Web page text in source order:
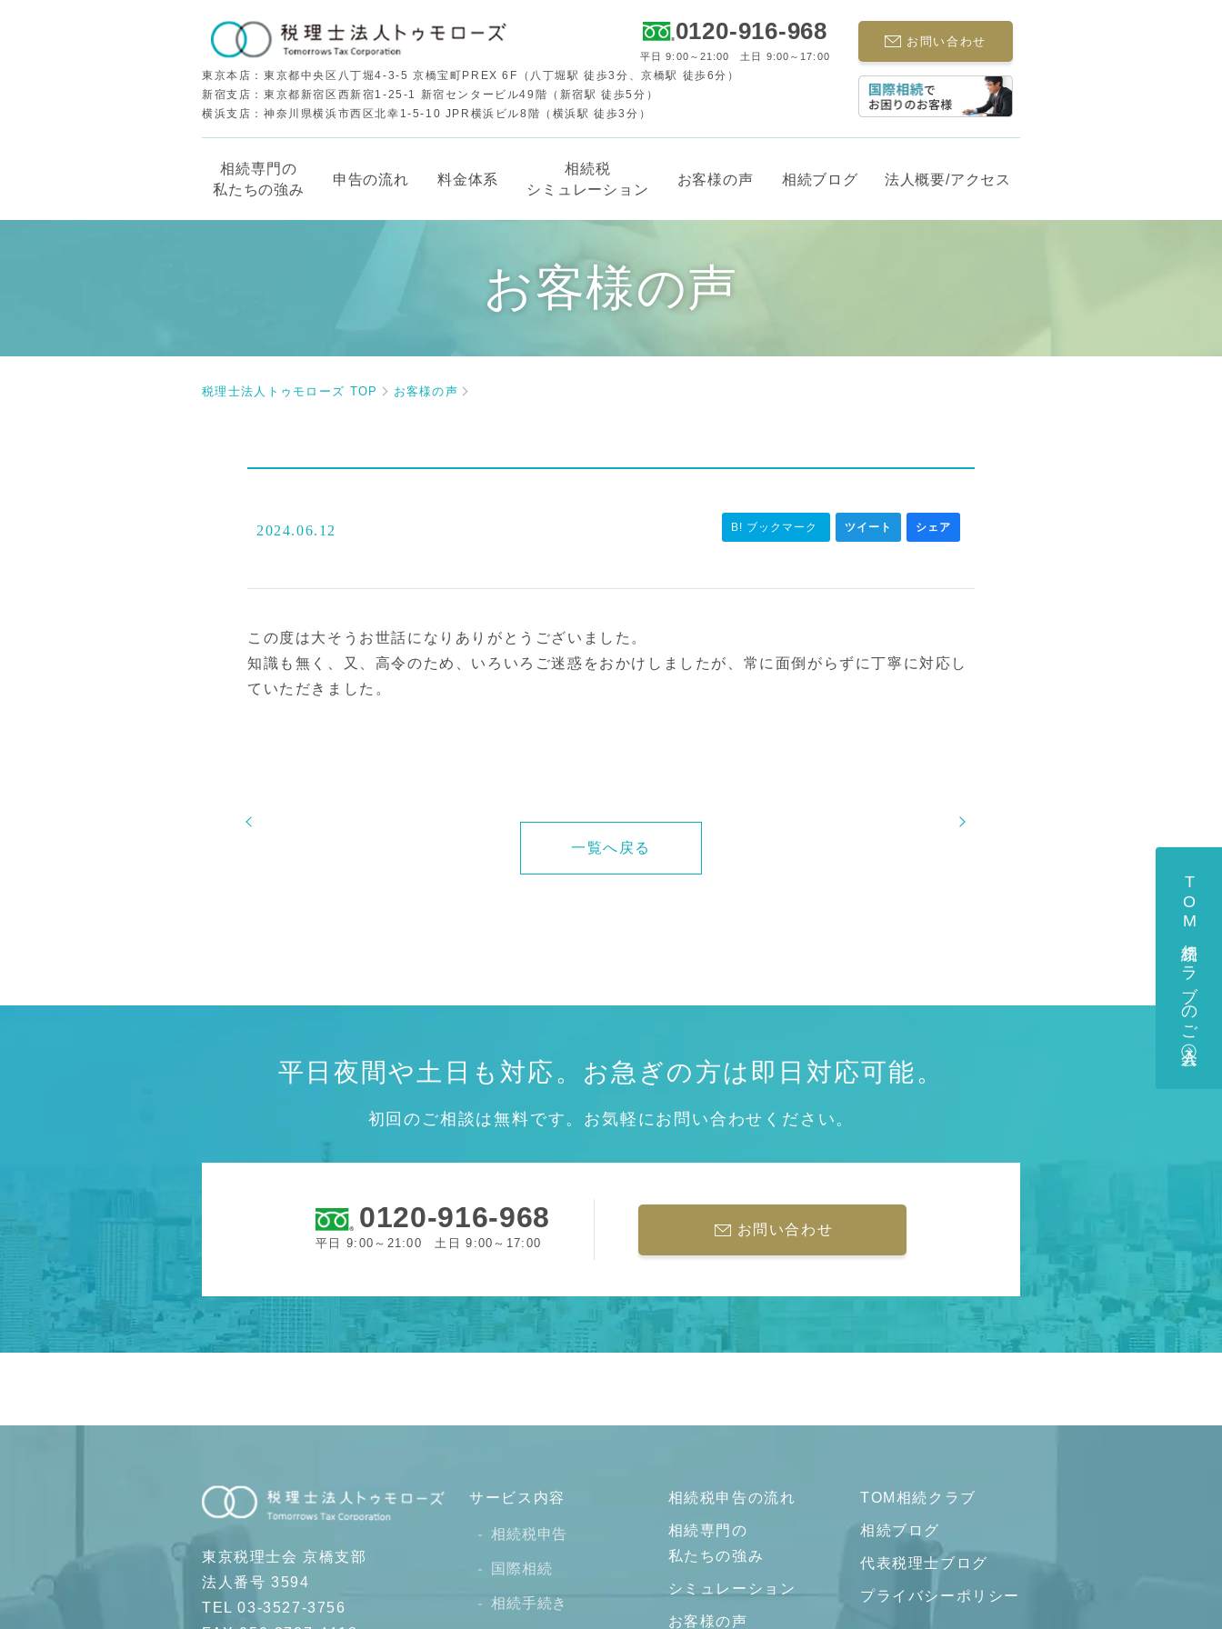
TOM相続クラブのご入会
0120-916-968
平日 9:00～21:00 土日 9:00～17:00
お問い合わせ
東京本店：東京都中央区八丁堀4-3-5 京橋宝町PREX 6F（八丁堀駅 徒歩3分、京橋駅 徒歩6分）
新宿支店：東京都新宿区西新宿1-25-1 新宿センタービル49階（新宿駅 徒歩5分）
横浜支店：神奈川県横浜市西区北幸1-5-10 JPR横浜ビル8階（横浜駅 徒歩3分）
相続専門の
私たちの強み
申告の流れ 料金体系
相続税
シミュレーション
お客様の声 相続ブログ 法人概要/アクセス
お客様の声
税理士法人トゥモローズ TOP お客様の声
2024.06.12 B! ブックマーク ツイート シェア
この度は大そうお世話になりありがとうございました。
知識も無く、又、高令のため、いろいろご迷惑をおかけしましたが、常に面倒がらずに丁寧に対応し
ていただきました。
一覧へ戻る
平日夜間や土日も対応。 お急ぎの方は即日対応可能。
初回のご相談は無料です。お気軽にお問い合わせください。
0120-916-968
平日 9:00～21:00 土日 9:00～17:00
お問い合わせ
東京税理士会 京橋支部
法人番号 3594
TEL 03-3527-3756
サービス内容
相続税申告
国際相続
相続手続き
相続税申告の流れ
相続専門の
私たちの強み
シミュレーション
お客様の声
TOM相続クラブ
相続ブログ
代表税理士ブログ
プライバシーポリシー